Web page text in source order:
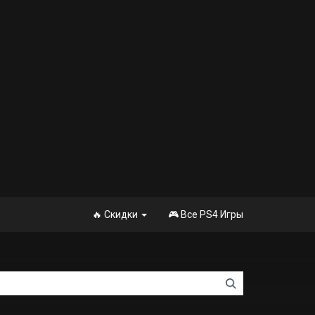
🔥 Скидки 🎮 Все PS4 Игры